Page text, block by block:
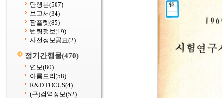
단행본(507)
보고서(34)
팜플렛(85)
법령정보(19)
사전정보공표(2)
정기간행물(470)
연보(80)
아름드리(58)
R&D FOCUS(4)
(구)검역정보(52)